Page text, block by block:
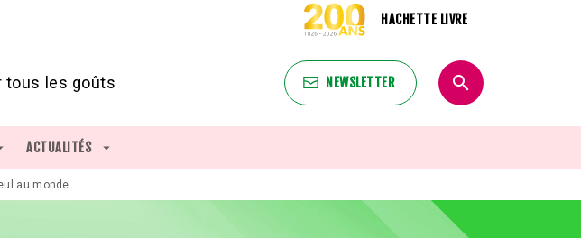
HACHETTE LIVRE
tous les goûts NEWSLETTER search
ACTUALITÉS arrow_drop_down
search
au monde